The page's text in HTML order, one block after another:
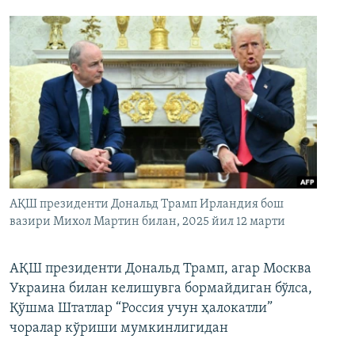
АҚШ президенти Дональд Трамп Ирландия бош
вазири Михол Мартин билан, 2025 йил 12 марти
АҚШ президенти Дональд Трамп, агар Москва
Украина билан келишувга бормайдиган бўлса,
Қўшма Штатлар “Россия учун ҳалокатли”
чоралар кўриши мумкинлигидан